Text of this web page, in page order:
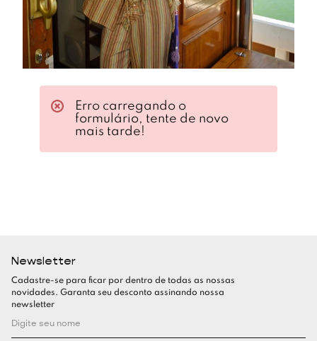
Newsletter
Cadastre-se para ficar por dentro de todas as nossas
novidades. Garanta seu desconto assinando nossa
newsletter
Erro carregando o
formulário, tente de novo
mais tarde!